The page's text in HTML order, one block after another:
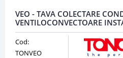
VEO - TAVA COLECTARE
VENTILOCONVECTOARE
Cod:
TONVEO